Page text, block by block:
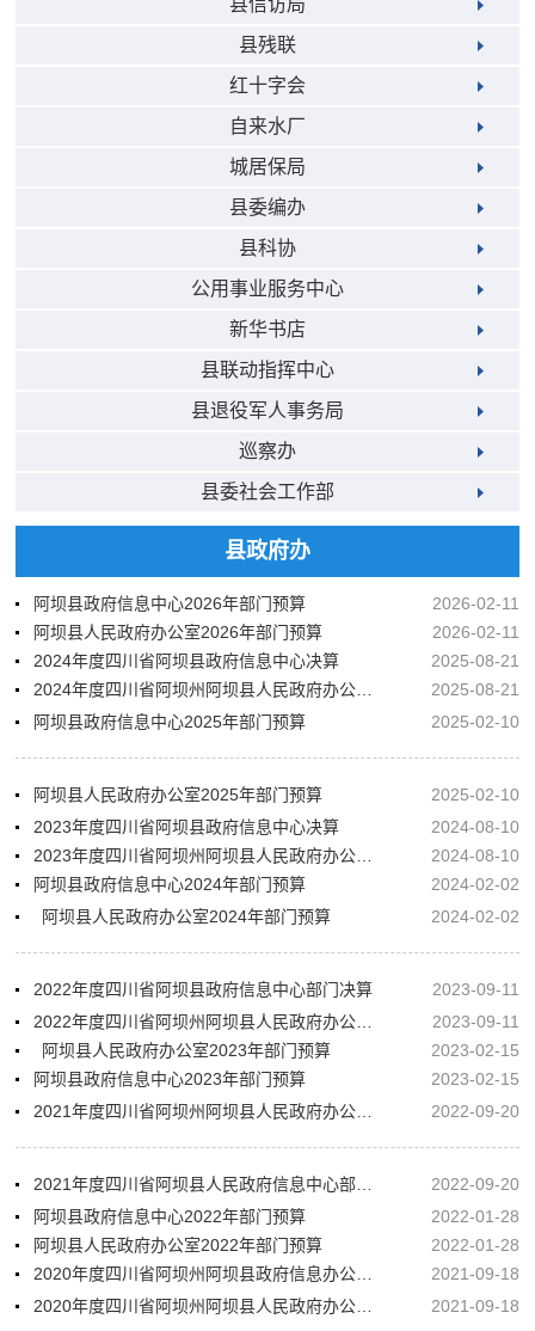
县信访局
县残联
红十字会
自来水厂
城居保局
县委编办
县科协
公用事业服务中心
新华书店
县联动指挥中心
县退役军人事务局
巡察办
县委社会工作部
县政府办
阿坝县政府信息中心2026年部门预算
2026-02-11
阿坝县人民政府办公室2026年部门预算
2026-02-11
2024年度四川省阿坝县政府信息中心决算
2025-08-21
2025-08-21
阿坝县政府信息中心2025年部门预算
2025-02-10
阿坝县人民政府办公室2025年部门预算
2025-02-10
2023年度四川省阿坝县政府信息中心决算
2024-08-10
2024-08-10
阿坝县政府信息中心2024年部门预算
2024-02-02
阿坝县人民政府办公室2024年部门预算
2024-02-02
2022年度四川省阿坝县政府信息中心部门决算
2023-09-11
2023-09-11
阿坝县人民政府办公室2023年部门预算
2023-02-15
阿坝县政府信息中心2023年部门预算
2023-02-15
2022-09-20
2022-09-20
阿坝县政府信息中心2022年部门预算
2022-01-28
阿坝县人民政府办公室2022年部门预算
2022-01-28
2021-09-18
2021-09-18